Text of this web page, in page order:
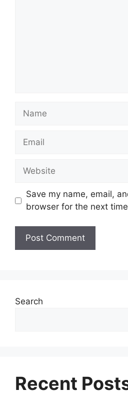
Name
Email
Website
Save my name, email,
browser for the next
Search
Recent